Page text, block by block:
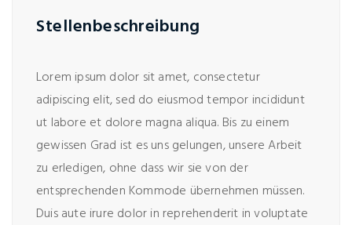
Stellenbeschreibung
Lorem ipsum dolor sit amet, consectetur
adipiscing elit, sed do eiusmod tempor incididunt
ut labore et dolore magna aliqua. Bis zu einem
gewissen Grad ist es uns gelungen, unsere Arbeit
zu erledigen, ohne dass wir sie von der
entsprechenden Kommode übernehmen müssen.
Duis aute irure dolor in reprehenderit in voluptate